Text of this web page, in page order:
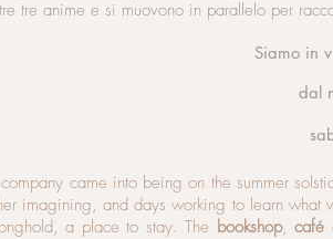
tre anime e si muovono in parallelo per
Siamo in
dal
came into being on the summer
imagining, and days working to learn
a place to stay. The bookshop,café